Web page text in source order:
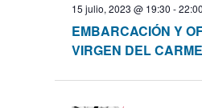
EMBARCACIÓN Y
VIRGEN DEL
15 julio, 2023 @ 19:30 -22:00